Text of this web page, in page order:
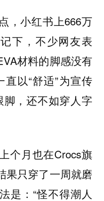
，小红书上666万
下，不少网友表
材料的脚感没有
以“舒适”为宣传
脚，还不如穿人字
个月也在Crocs旗
果只穿了一周就磨
是：“怪不得潮人